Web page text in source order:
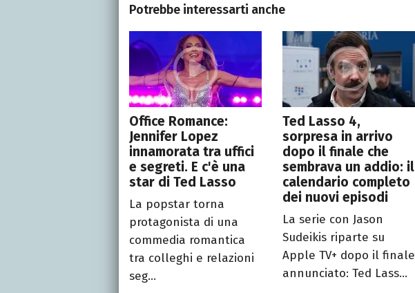
Potrebbe interessarti anche
Office Romance:
Jennifer Lopez
innamorata tra uffici
e segreti. E c'è una
star di Ted Lasso
La popstar torna
protagonista di una
commedia romantica
tra colleghi e relazioni
seg...
Ted Lasso 4,
sorpresa in arrivo
dopo il finale che
sembrava un addio: il
calendario completo
dei nuovi episodi
La serie con Jason
Sudeikis riparte su
Apple TV+ dopo il finale
annunciato: Ted Lass...